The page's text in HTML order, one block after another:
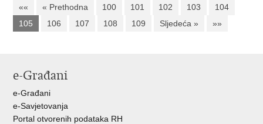
«« « Prethodna 100 101 102 103
104
105
106 107 108 109 Sljedeća » »»
e-Građani
e-Građani
e-Savjetovanja
Portal otvorenih podataka RH